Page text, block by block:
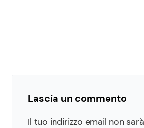
Lascia un commento
Il tuo indirizzo email non sarà